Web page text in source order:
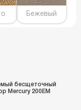
Бежевый
бесщеточный
Mercury 200EM